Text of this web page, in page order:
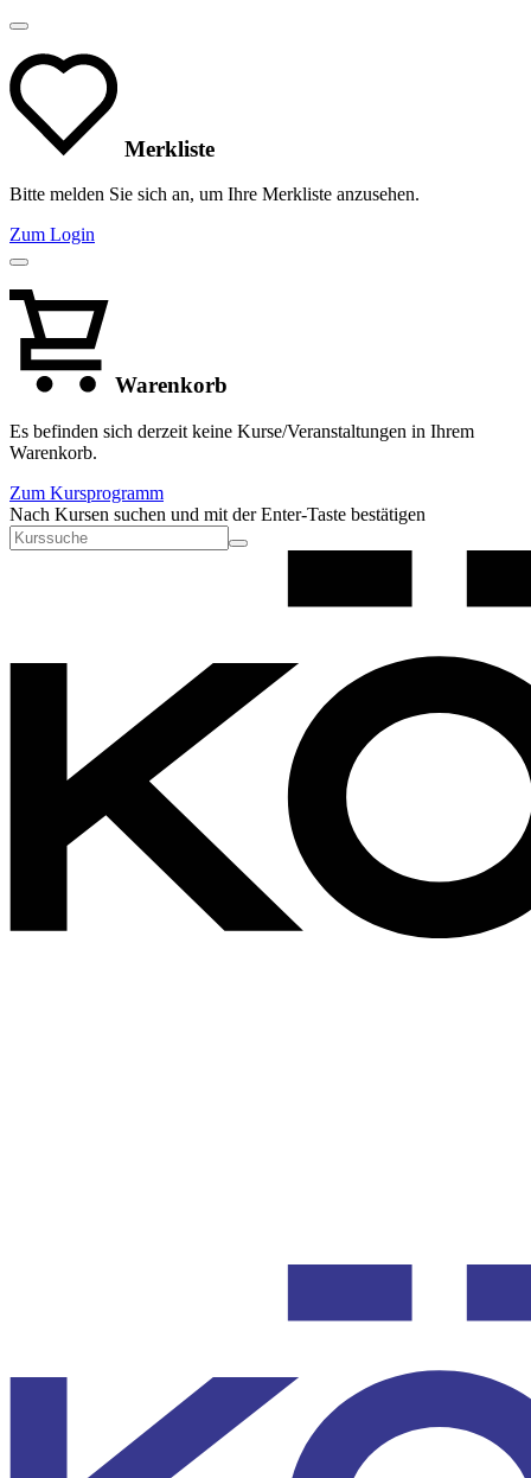
Merkliste
Bitte melden Sie sich an, um Ihre Merkliste anzusehen.
Zum Login
Warenkorb
Es befinden sich derzeit keine Kurse/Veranstaltungen in Ihrem
Warenkorb.
Zum Kursprogramm
Nach Kursen suchen und mit der Enter-Taste bestätigen